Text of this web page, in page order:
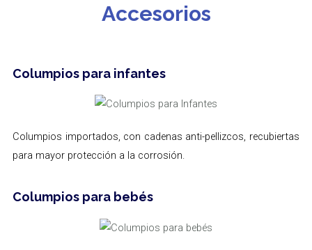
Accesorios
Columpios para infantes
Columpios importados, con cadenas anti-pellizcos, recubiertas
para mayor protección a la corrosión.
Columpios para bebés